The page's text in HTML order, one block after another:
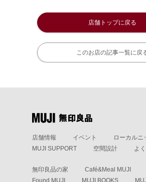
店舗トップに戻る
このお店の記事一覧に戻
店舗情報 イベント
ローカルニ
MUJI SUPPORT
空間設計 よ
無印良品の家 Café&Meal MUJI
Found MUJI
MUJI BOOKS